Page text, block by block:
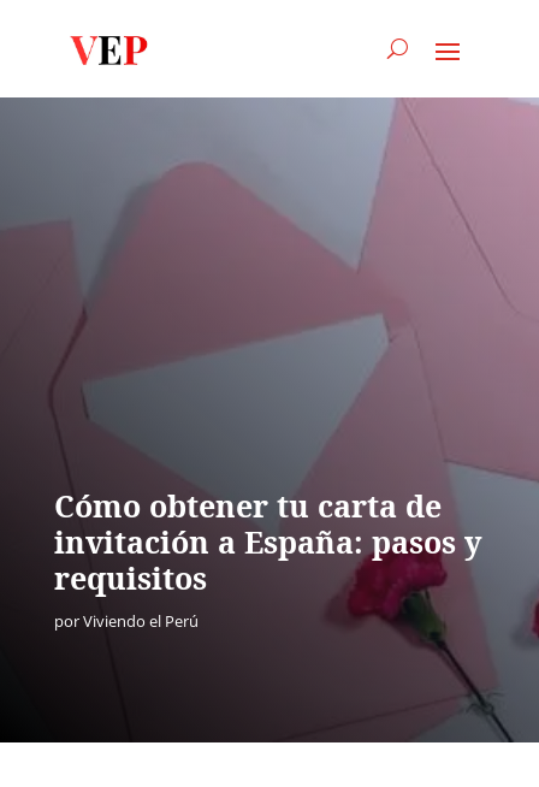
Cómo obtener tu carta de
invitación a España: pasos y
requisitos
porViviendo el Perú